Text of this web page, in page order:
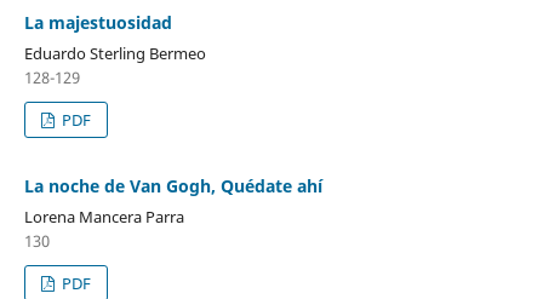
La majestuosidad
Eduardo Sterling Bermeo
128-129
PDF
La noche de Van Gogh, Quédate ahí
Lorena Mancera Parra
130
PDF